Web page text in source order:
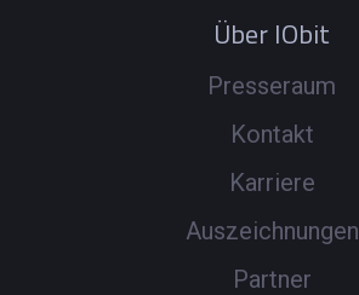
Über IObit
Presseraum
Kontakt
Karriere
Auszeichnungen
Partner